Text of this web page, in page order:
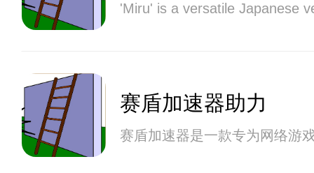
'Miru' is a versatile Japanese
赛盾加速器助力
赛盾加速器是一款专为网络游